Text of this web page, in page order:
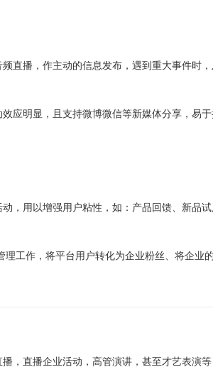
直播，作主动的信息发布，遇到重大事件时
应明显，且支持微博微信等新媒体分享，易
，用以增强用户粘性，如：产品回馈、新品试
工作，将平台用户转化为企业粉丝、将企业
，直播企业活动，高管演讲，甚至才艺表演等